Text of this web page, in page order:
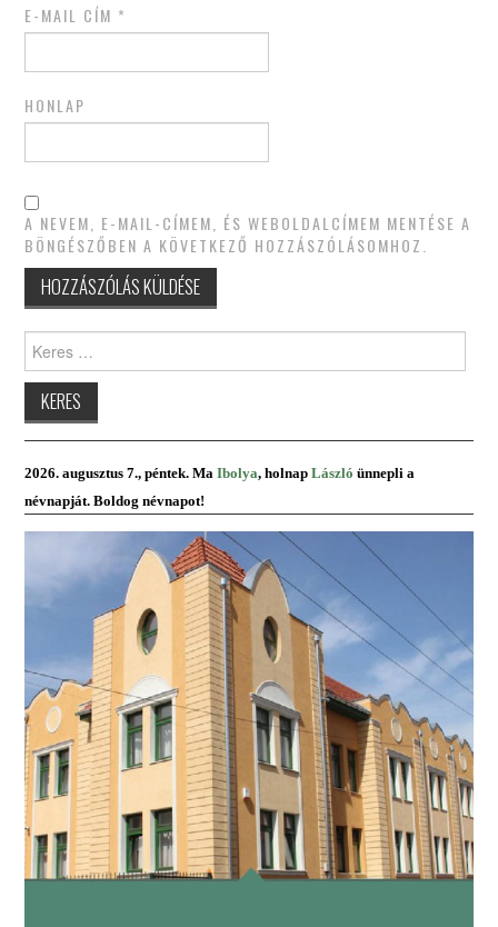
E-MAIL CÍM *
HONLAP
A NEVEM, E-MAIL-CÍMEM, ÉS WEBOLDALCÍMEM MENTÉSE A
BÖNGÉSZŐBEN A KÖVETKEZŐ HOZZÁSZÓLÁSOMHOZ.
Keres:
2026. augusztus 7., péntek. MaIbolya, holnap László ünnepli a
névnapját. Boldog névnapot!